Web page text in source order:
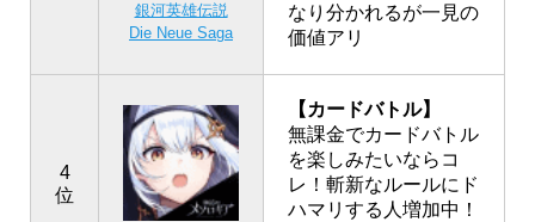
銀河英雄伝説
Die Neue Saga
なり分かれるが一見の
価値アリ
4
位
【カードバトル】
無課金でカードバトル
を楽しみたいならコ
レ！斬新なルールにド
ハマリする人増加中！